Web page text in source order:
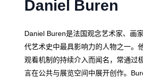
Daniel Buren
Daniel Buren是法国观念艺术家、画
代艺术史中最具影响力的人物之一。
观看机制的持续介入而闻名，常通过
言在公共与展览空间中展开创作。